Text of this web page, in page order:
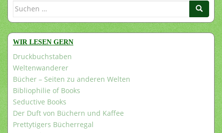
Suchen
WIR LESEN GERN
Druckbuchstaben
Weltenwanderer
Bücher – Seiten zu anderen Welten
Bibliophilie of Books
Seductive Books
Der Duft von Büchern und Kaffee
Prettytigers Bücherregal